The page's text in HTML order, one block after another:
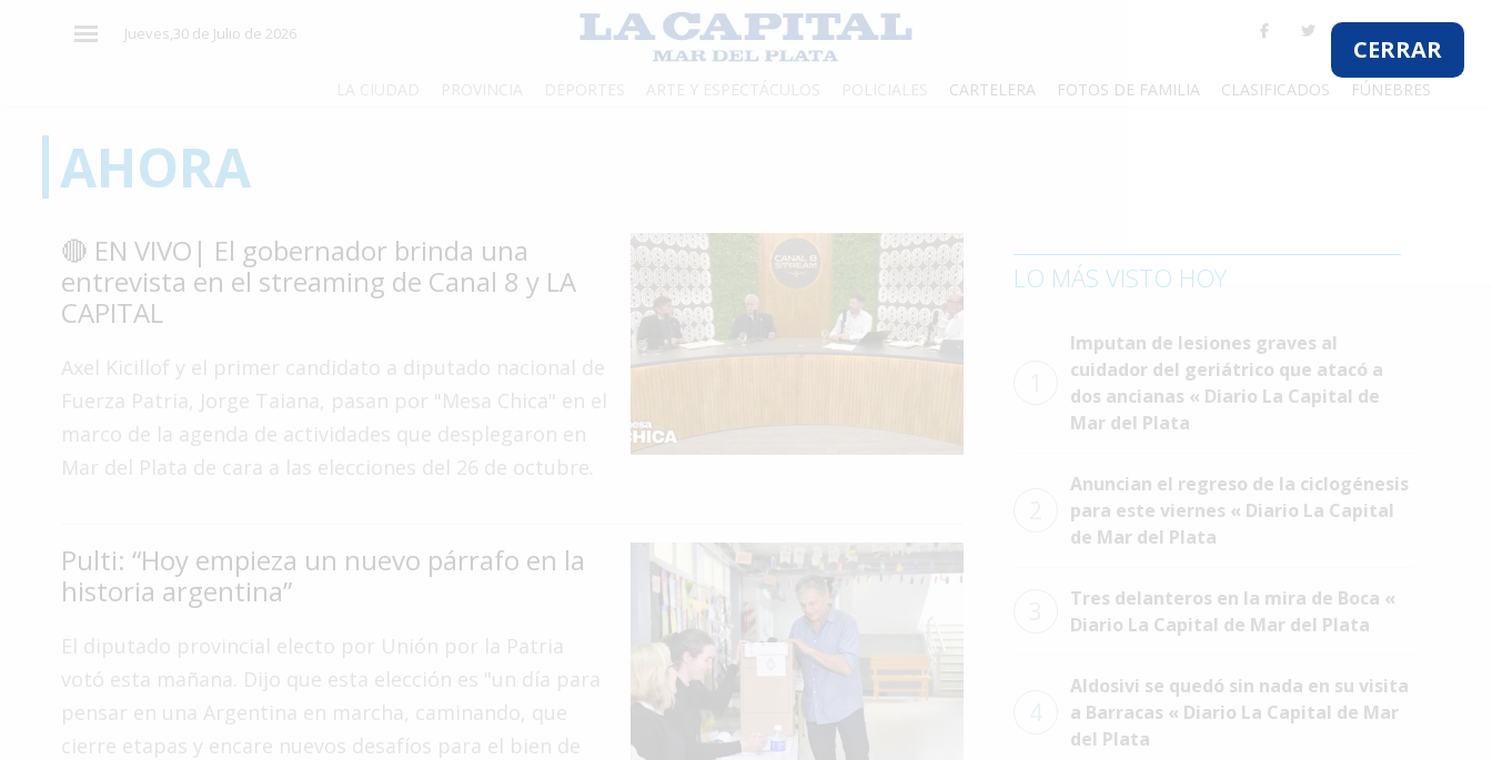
CERRAR
Jueves,30 de Julio de 2026
CARTELERA FOTOS DE FAMILIA CLASIFICADOS FÚNEBRES
País
Mundo
Zona
Cultura
Tecnología
Gastronomía
General
Deportes
Espectáculos
AHORA
🔴 EN VIVO| El gobernador brinda una
entrevista en el streaming de Canal 8 y LA
CAPITAL
Axel Kicillof y el primer candidato a diputado nacional de
Fuerza Patria, Jorge Taiana, pasan por "Mesa Chica" en el
marco de la agenda de actividades que desplegaron en
Mar del Plata de cara a las elecciones del 26 de octubre.
Pulti: “Hoy empieza un nuevo párrafo en la
historia argentina”
El diputado provincial electo por Unión por la Patria
votó esta mañana. Dijo que esta elección es "un día para
pensar en una Argentina en marcha, caminando, que
cierre etapas y encare nuevos desafíos para el bien de
LO MÁS VISTO HOY
Imputan de lesiones graves al
cuidador del geriátrico que atacó a
dos ancianas « Diario La Capital de
Mar del Plata
Anuncian el regreso de la ciclogénesis
para este viernes « Diario La Capital
de Mar del Plata
Tres delanteros en la mira de Boca «
Diario La Capital de Mar del Plata
Aldosivi se quedó sin nada en su visita
a Barracas « Diario La Capital de Mar
del Plata